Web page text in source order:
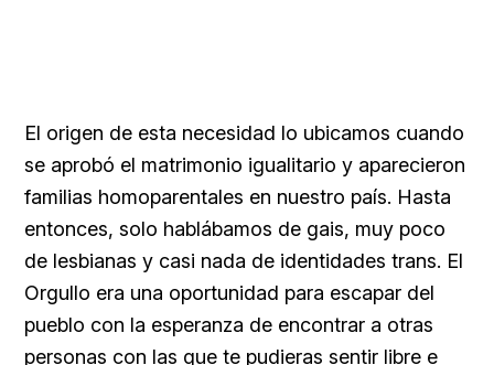
El origen de esta necesidad lo ubicamos cuando
se aprobó el matrimonio igualitario y aparecieron
familias homoparentales en nuestro país. Hasta
entonces, solo hablábamos de gais, muy poco
de lesbianas y casi nada de identidades trans. El
Orgullo era una oportunidad para escapar del
pueblo con la esperanza de encontrar a otras
personas con las que te pudieras sentir libre e